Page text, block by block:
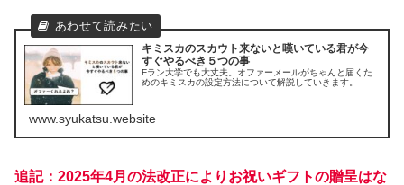
キミスカのスカウト来ないと嘆いている君が今
すぐやるべき５つの事
Fラン大学でも大丈夫。オファーメールがちゃんと届くた
めのキミスカの設定方法について解説していきます。
www.syukatsu.website
追記：2025年4月の法改正によりお祝いギフトの贈呈はな